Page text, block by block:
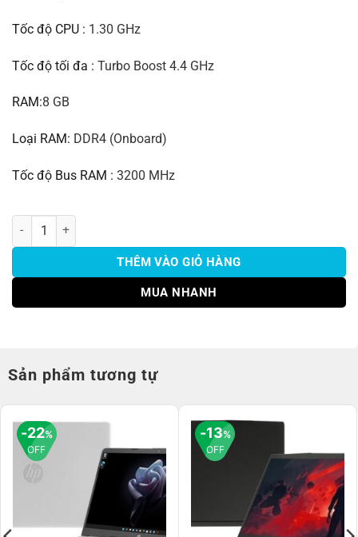
Tốc độ CPU : 1.30 GHz
Tốc độ tối đa : Turbo Boost 4.4 GHz
RAM:8 GB
Loại RAM: DDR4 (Onboard)
Tốc độ Bus RAM : 3200 MHz
HP Pavilion X360 14 ek0134TU i5 1235U/8GB/512GB/14"F số lượng
THÊM VÀO GIỎ HÀNG
MUA NHANH
Sản phẩm tương tự
22%
OFF
13%
OFF